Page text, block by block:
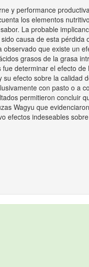
y performance
los elementos
La probable
causa de esta
que existe un
grasos de la grasa
determinar el efecto
efecto sobre la calidad
con pasto o a
permitieron concluir
Wagyu que
indeseables